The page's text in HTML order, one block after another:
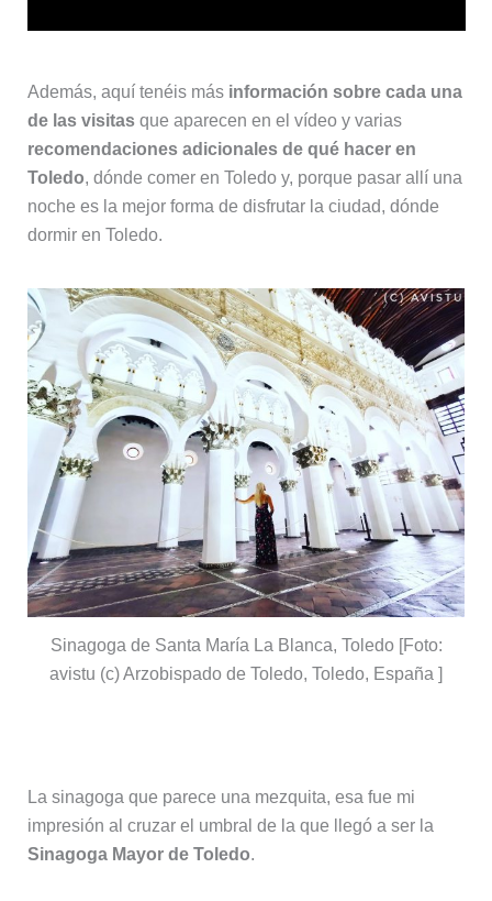
Además, aquí tenéis más información sobre cada una
de las visitasque aparecen en el vídeo y varias
recomendaciones adicionales de qué hacer en
Toledo, dónde comer en Toledo y, porque pasar allí una
noche es la mejor forma de disfrutar la ciudad, dónde
dormir en Toledo.
Sinagoga de Santa María La Blanca, Toledo [Foto:
avistu (c) Arzobispado de Toledo, Toledo, España ]
La sinagoga que parece una mezquita, esa fue mi
impresión al cruzar el umbral de la que llegó a ser la
Sinagoga Mayor de Toledo.